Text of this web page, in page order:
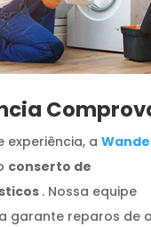
experiência, a
conserto de
. Nossa equipe
garante reparos de